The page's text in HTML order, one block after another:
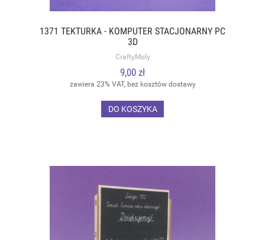
1371 TEKTURKA - KOMPUTER STACJONARNY PC
3D
CraftyMoly
9,00 zł
zawiera 23% VAT, bez kosztów dostawy
DO KOSZYKA